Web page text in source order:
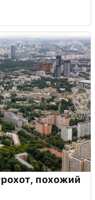
похожий